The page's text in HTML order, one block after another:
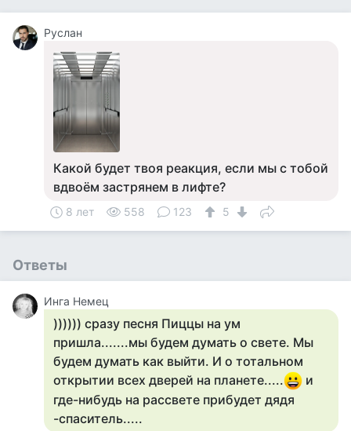
Руслан
Какой будет твоя реакция, если мы с тобой
вдвоём застрянем в лифте?
8 лет 558 123 5
Ответы
Инга Немец
)))))) сразу песня Пиццы на ум
пришла.......мы будем думать о свете. Мы
будем думать как выйти. И о тотальном
открытии всех дверей на планете.....
и
где-нибудь на рассвете прибудет дядя
-спаситель.....